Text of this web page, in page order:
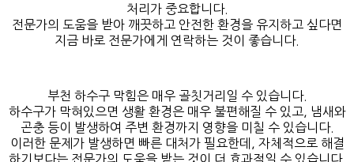
처리가 중요합니다.
전문가의 도움을 받아 깨끗하고 안전한 환경을 유지하고 싶다면
지금 바로 전문가에게 연락하는 것이 좋습니다.
부천 하수구 막힘은 매우 골칫거리일 수 있습니다.
하수구가 막혀있으면 생활 환경은 매우 불편해질 수 있고, 냄새와
곤충 등이 발생하여 주변 환경까지 영향을 미칠 수 있습니다.
이러한 문제가 발생하면 빠른 대처가 필요한데, 자체적으로 해결
하기보다는 전문가의 도움을 받는 것이 더 효과적일 수 있습니다.